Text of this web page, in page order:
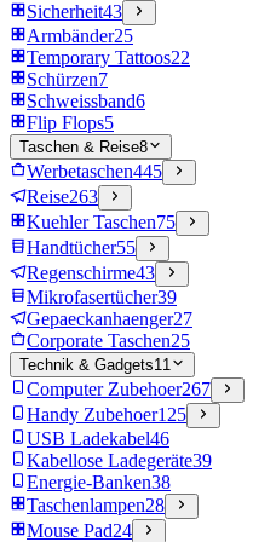
Sicherheit43
Armbänder25
Temporary Tattoos22
Schürzen7
Schweissband6
Flip Flops5
Taschen & Reise8
Werbetaschen445
Reise263
Kuehler Taschen75
Handtücher55
Regenschirme43
Mikrofasertücher39
Gepaeckanhaenger27
Corporate Taschen25
Technik & Gadgets11
Computer Zubehoer267
Handy Zubehoer125
USB Ladekabel46
Kabellose Ladegeräte39
Energie-Banken38
Taschenlampen28
Mouse Pad24